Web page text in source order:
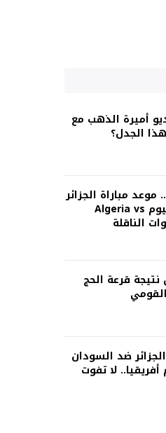
أميرة الذهب مع
الجدل؟
مباراة الجزائر
والسودان اليوم Algeria vs
نتيجة قرعة الحج
ضد السودان
لا تفوت